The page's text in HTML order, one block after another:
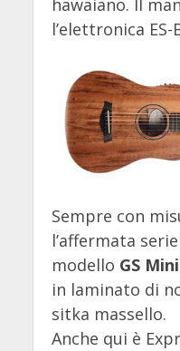
l’elettronica ES-
Sempre con
l’affermata
modello GS
in laminato di
sitka massello.
Anche qui è